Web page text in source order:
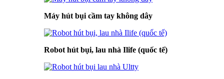
Máy hút bụi cầm tay không dây
Robot hút bụi, lau nhà Ilife (quốc tế)